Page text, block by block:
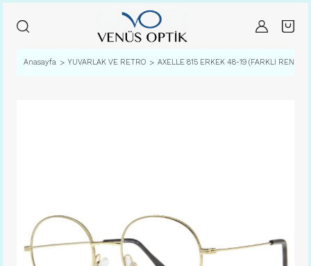
Anasayfa YUVARLAK VE RETRO AXELLE 815 ERKEK 48-19 (FARKLI RENK